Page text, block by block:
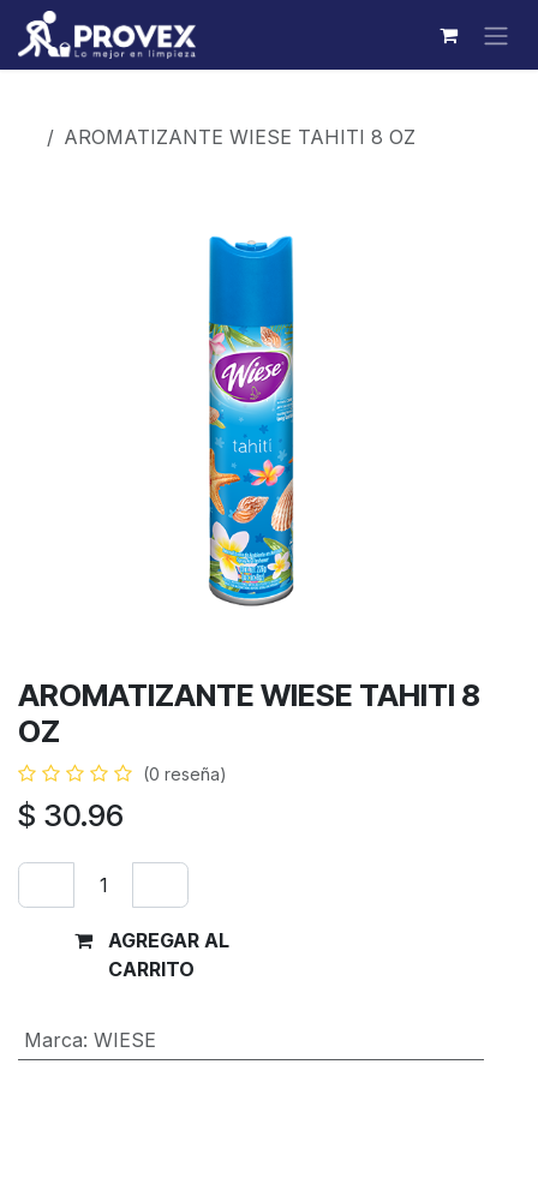
Ir al contenido
AROMATIZANTE WIESE TAHITI 8 OZ
AROMATIZANTE WIESE TAHITI 8
OZ
(0 reseña)
$ 30.96
AGREGAR AL
CARRITO
Marca: WIESE